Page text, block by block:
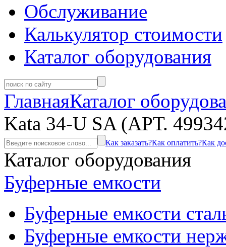
Обслуживание
Калькулятор стоимости
Каталог оборудования
ГлавнаяКаталог
Kata 34-U SA (АРТ.
Как заказать?Как оплатить?Как
Каталог оборудования
Буферные емкости
Буферные емкости
Буферные емкости